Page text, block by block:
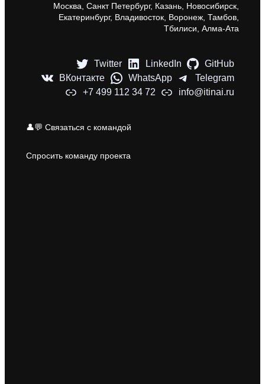
Москва, Санкт Петербург, Казань, Новосибирск,
Екатеринбург, Владивосток, Воронеж, Тамбов,
Тбилиси, Алма-Ата
Twitter LinkedIn
GitHub
ВКонтакте
WhatsApp
Telegram
+7 499 112 34 72
info@itinai.ru
👤💬 Связаться с командой
Спросить команду проекта